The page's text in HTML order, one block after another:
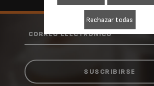
CORREO ELECTRÓNICO
Rechazar todas